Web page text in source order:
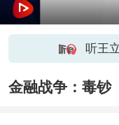
听王
金融战争：毒钞